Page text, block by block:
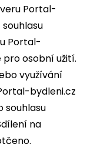
Portal-
Portal-
pro osobní užití.
využívání
bydleni.cz
souhlasu
na